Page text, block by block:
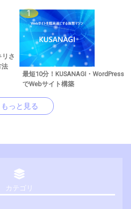
さ
法
最短10分！KUSANAGI・WordPress
でWebサイト構築
もっと見る
カテゴリ